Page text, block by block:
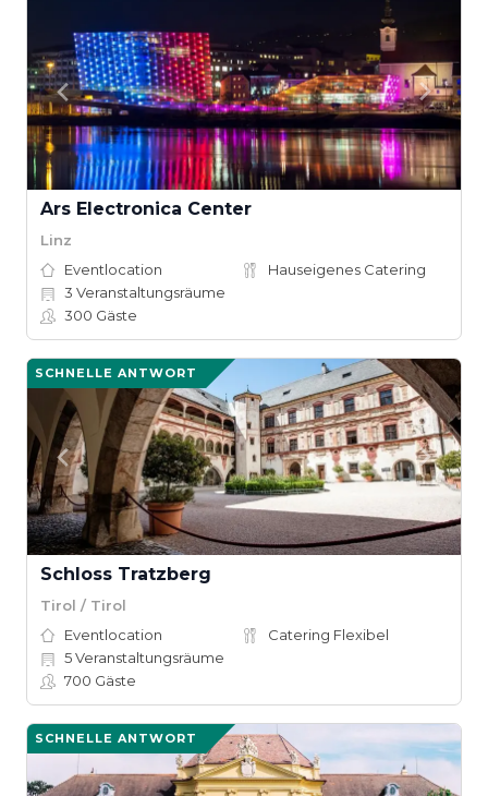
Ars Electronica Center
Linz
Eventlocation
Hauseigenes Catering
3 Veranstaltungsräume
300 Gäste
SCHNELLE ANTWORT
Schloss Tratzberg
Tirol / Tirol
Eventlocation
Catering Flexibel
5Veranstaltungsräume
700 Gäste
SCHNELLE ANTWORT